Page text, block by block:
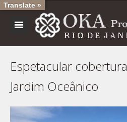
Espetacular
Jardim Oceânico
Translate »